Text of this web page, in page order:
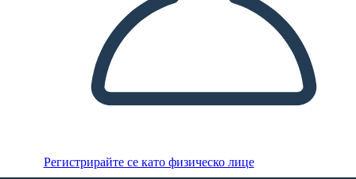
Регистрирайте се като физическо лице